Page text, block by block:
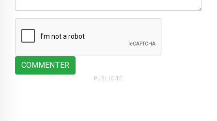
COMMENTER
PUBLICITÉ